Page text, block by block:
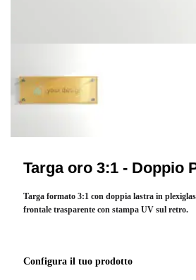
Targa oro 3:1 - Doppio
Targa formato 3:1 con doppia lastra in
frontale trasparente con stampa UV sul retro.
Configura il tuo prodotto